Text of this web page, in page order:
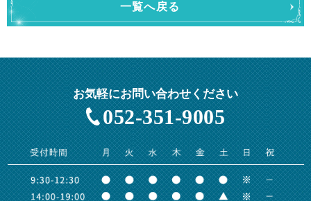
一覧へ戻る
お気軽にお問い合わせください
052-351-9005